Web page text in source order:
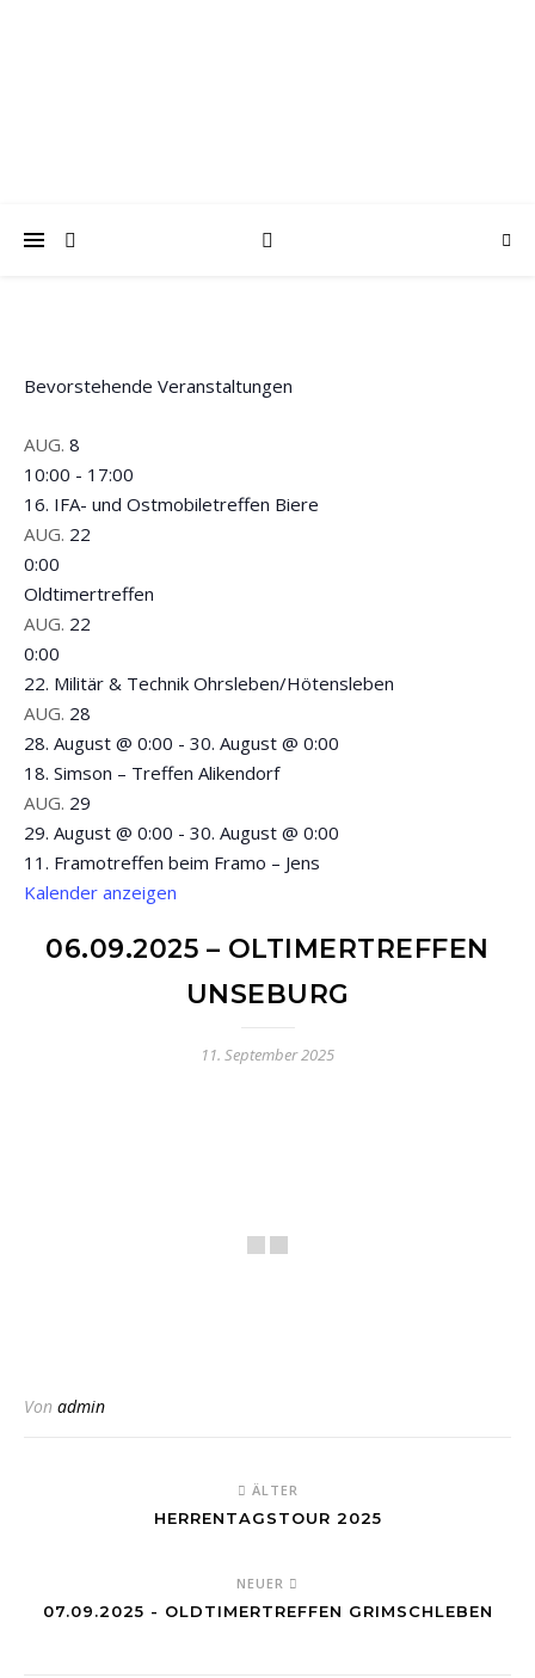
Bevorstehende Veranstaltungen
AUG. 8
10:00 - 17:00
16. IFA- und Ostmobiletreffen Biere
AUG. 22
0:00
Oldtimertreffen
AUG. 22
0:00
22. Militär & Technik Ohrsleben/Hötensleben
AUG. 28
28. August @ 0:00 - 30. August @ 0:00
18. Simson – Treffen Alikendorf
AUG. 29
29. August @ 0:00 - 30. August @ 0:00
11. Framotreffen beim Framo – Jens
Kalender anzeigen
06.09.2025 – OLTIMERTREFFEN
UNSEBURG
11. September 2025
Von admin
ÄLTER
HERRENTAGSTOUR 2025
NEUER
07.09.2025 - OLDTIMERTREFFEN GRIMSCHLEBEN